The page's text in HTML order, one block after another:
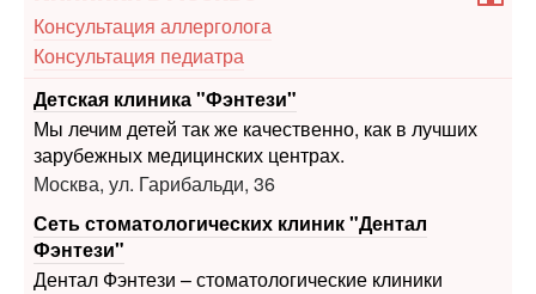
Детская клиника "Фэнтези"
Мы лечим детей так же качественно, как в лучших
Москва, ул. Гарибальди, 36
Сеть стоматологических клиник "Дентал
Фэнтези"
премиум-класса для детей.
Адрес, телефон, сайт